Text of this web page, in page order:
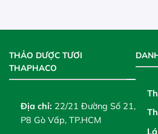
THẢO DƯỢC TƯƠI
THAPHACO
Địa chỉ: 22/21 Đường Số 21,
P8 Gò Vấp, TP.HCM